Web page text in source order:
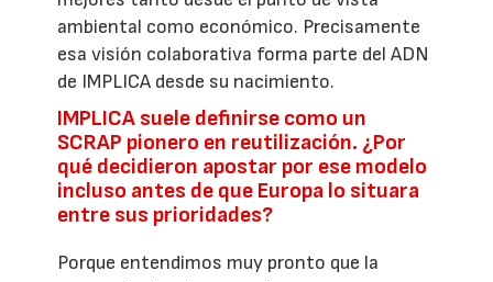
ambiental como económico. Precisamente
esa visión colaborativa forma parte del ADN
de IMPLICA desde su nacimiento.
IMPLICA suele definirse como un
SCRAP pionero en reutilización. ¿Por
qué decidieron apostar por ese modelo
incluso antes de que Europa lo situara
entre sus prioridades?
Porque entendimos muy pronto que la